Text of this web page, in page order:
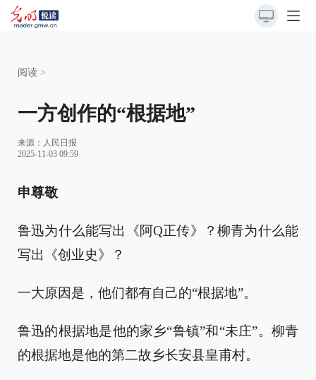
阅读 >
一方创作的“根据地”
来源： 人民日报
2025-11-03 09:59
申尊敬
鲁迅为什么能写出《阿Q正传》？柳青为什么能
写出《创业史》？
一大原因是，他们都有自己的“根据地”。
鲁迅的根据地是他的家乡“鲁镇”和“未庄”。柳青
的根据地是他的第二故乡长安县皇甫村。